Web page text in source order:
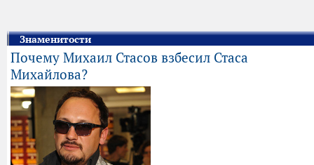
Знаменитости
Почему Михаил Стасов взбесил Стаса
Михайлова?